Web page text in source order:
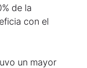
de la
con el
un mayor